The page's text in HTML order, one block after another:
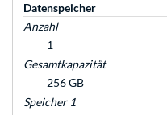
Datenspeicher
Anzahl
1
Gesamtkapazität
256 GB
Speicher 1